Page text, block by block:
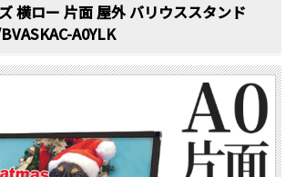
横ロー 片面 屋外 バリウススタンド
A0YLK